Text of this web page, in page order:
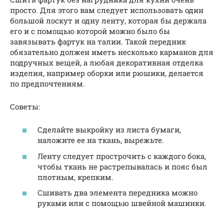
просто. Для этого вам следует использовать один
большой лоскут и одну ленту, которая бы держала
его и с помощью которой можно было бы
завязывать фартук на талии. Такой передник
обязательно должен иметь несколько карманов для
подручных вещей, а любая декоративная отделка
изделия, например оборки или рюшики, делается
по предпочтениям.
Советы:
Сделайте выкройку из листа бумаги,
наложите ее на ткань, вырежьте.
Ленту следует прострочить с каждого бока,
чтобы ткань не растрепывалась и пояс был
плотным, крепким.
Сшивать два элемента передника можно
руками или с помощью швейной машинки.